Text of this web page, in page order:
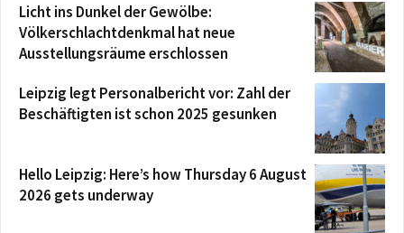
Licht ins Dunkel der Gewölbe:
Völkerschlachtdenkmal hat neue
Ausstellungsräume erschlossen
Leipzig legt Personalbericht vor: Zahl der
Beschäftigten ist schon 2025 gesunken
Hello Leipzig: Here’s how Thursday 6 August
2026 gets underway